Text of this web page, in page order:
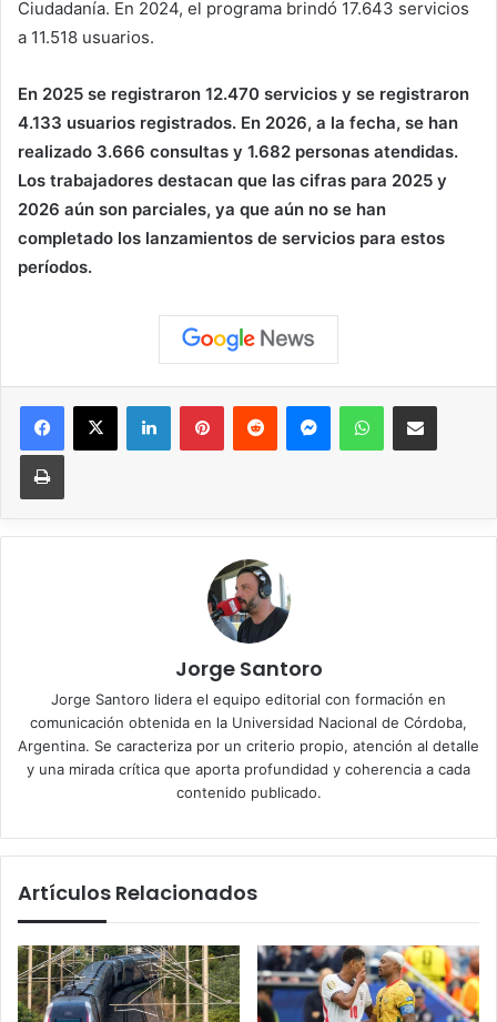
Ciudadanía. En 2024, el programa brindó 17.643 servicios
a 11.518 usuarios.
En 2025 se registraron 12.470 servicios y se registraron
4.133 usuarios registrados. En 2026, a la fecha, se han
realizado 3.666 consultas y 1.682 personas atendidas.
Los trabajadores destacan que las cifras para 2025 y
2026 aún son parciales, ya que aún no se han
completado los lanzamientos de servicios para estos
períodos.
Facebook
X LinkedInPinterestReddit MessengerWhatsAppCompartir vía correo
Imprimir
Jorge Santoro
Jorge Santoro lidera el equipo editorial con formación en
comunicación obtenida en la Universidad Nacional de Córdoba,
Argentina. Se caracteriza por un criterio propio, atención al detalle
y una mirada crítica que aporta profundidad y coherencia a cada
contenido publicado.
Artículos Relacionados